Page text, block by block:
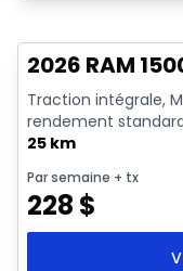
2026 RAM
Traction intégrale,
rendement
25 km
Par semaine + tx
228 $